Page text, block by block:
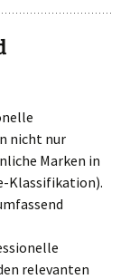
nicht nur
Marken in
Klassifikation).
relevanten